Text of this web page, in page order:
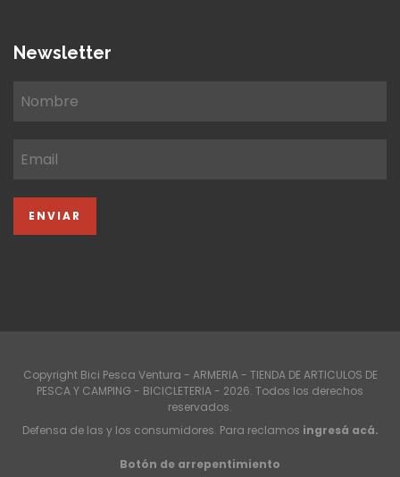
Newsletter
Copyright Bici Pesca Ventura - ARMERIA - TIENDA DE ARTICULOS DE
PESCA Y CAMPING - BICICLETERIA - 2026. Todos los derechos
reservados.
Defensa de las y los consumidores. Para reclamos ingresá acá.
Botón de arrepentimiento